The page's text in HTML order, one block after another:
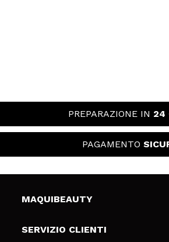
PREPARAZIONE IN 24
PAGAMENTO
MAQUIBEAUTY
Chi siamo
SERVIZIO CLIENTI